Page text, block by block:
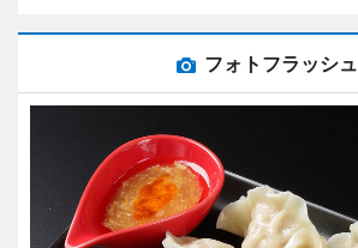
フォトフラッシュ